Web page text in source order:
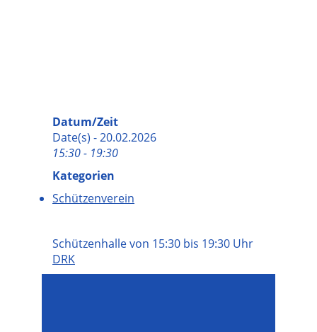
Datum/Zeit
Date(s) - 20.02.2026
15:30 - 19:30
Kategorien
Schützenverein
Schützenhalle von 15:30 bis 19:30 Uhr
DRK